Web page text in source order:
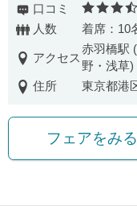
口コミ
人数
着席：10
アクセス
赤羽橋駅
野・浅草)
住所
東京都港
フェアをみる